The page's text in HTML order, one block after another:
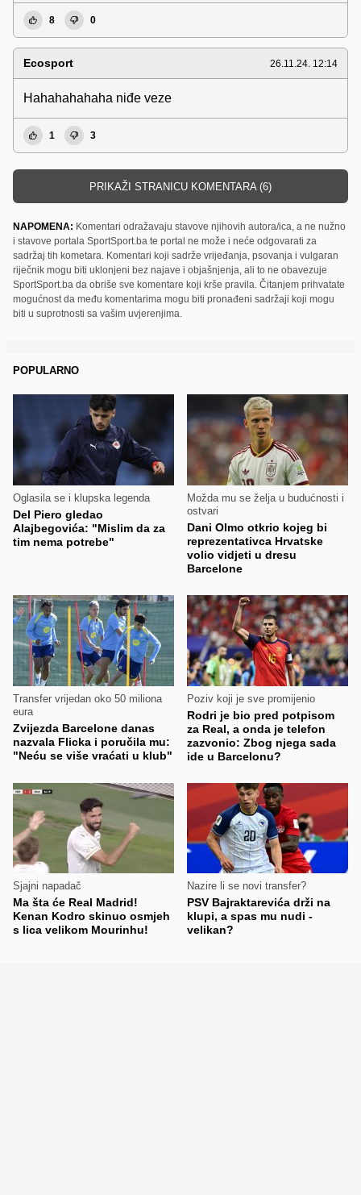
8 0
Ecosport 26.11.24. 12:14
Hahahahahaha niđe veze
1 3
PRIKAŽI STRANICU KOMENTARA (6)
NAPOMENA: Komentari odražavaju stavove njihovih autora/ica, a ne nužno
i stavove portala SportSport.ba te portal ne može i neće odgovarati za
sadržaj tih kometara. Komentari koji sadrže vrijeđanja, psovanja i vulgaran
riječnik mogu biti uklonjeni bez najave i objašnjenja, ali to ne obavezuje
SportSport.ba da obriše sve komentare koji krše pravila. Čitanjem prihvatate
mogućnost da među komentarima mogu biti pronađeni sadržaji koji mogu
biti u suprotnosti sa vašim uvjerenjima.
POPULARNO
Oglasila se i klupska legenda
Del Piero gledao
Alajbegovića: "Mislim da za
tim nema potrebe"
Možda mu se želja u budućnosti i
ostvari
Dani Olmo otkrio kojeg bi
reprezentativca Hrvatske
volio vidjeti u dresu
Barcelone
Transfer vrijedan oko 50 miliona
eura
Zvijezda Barcelone danas
nazvala Flicka i poručila mu:
"Neću se više vraćati u klub"
Poziv koji je sve promijenio
Rodri je bio pred potpisom
za Real, a onda je telefon
zazvonio: Zbog njega sada
ide u Barcelonu?
Sjajni napadač
Ma šta će Real Madrid!
Kenan Kodro skinuo osmjeh
s lica velikom Mourinhu!
Nazire li se novi transfer?
PSV Bajraktarevića drži na
klupi, a spas mu nudi -
velikan?